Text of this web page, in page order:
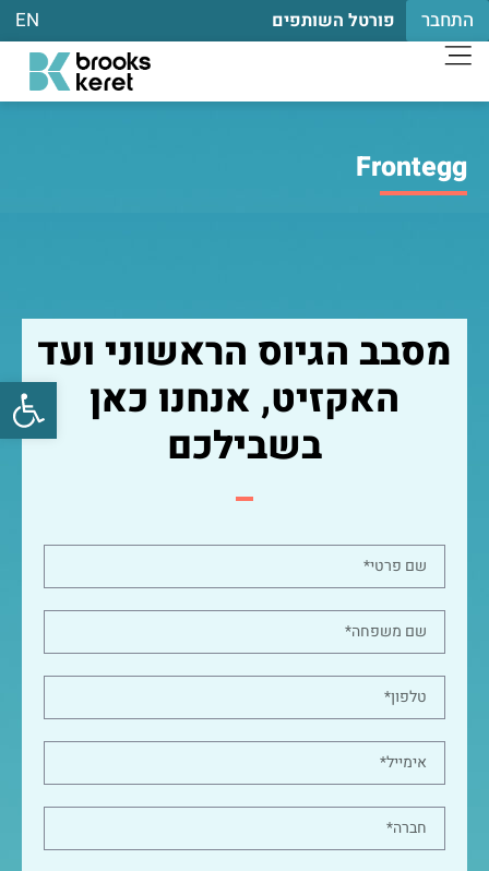
התחבר פורטל השותפים EN
Frontegg
מסבב הגיוס הראשוני ועד
האקזיט, אנחנו כאן
בשבילכם